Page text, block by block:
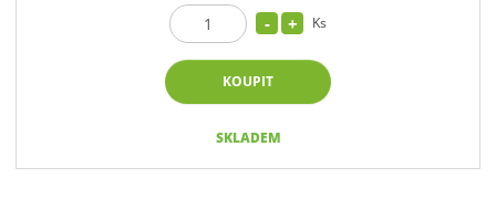
Ks
KOUPIT
SKLADEM